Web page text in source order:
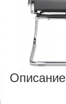
Описание